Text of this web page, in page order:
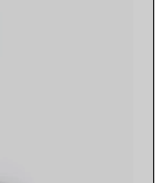
alliance et
fiançailles